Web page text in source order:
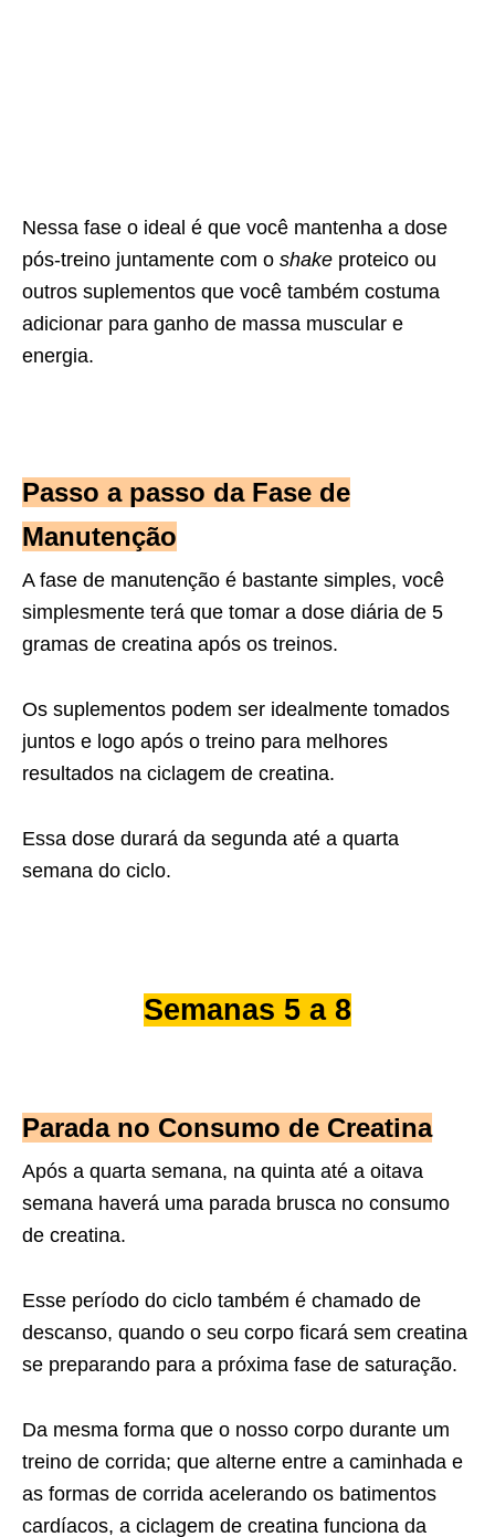
Nessa fase o ideal é que você mantenha a dose
pós-treino juntamente com o shake proteico ou
outros suplementos que você também costuma
adicionar para ganho de massa muscular e
energia.
Passo a passo da Fase de
Manutenção
A fase de manutenção é bastante simples, você
simplesmente terá que tomar a dose diária de 5
gramas de creatina após os treinos.
Os suplementos podem ser idealmente tomados
juntos e logo após o treino para melhores
resultados na ciclagem de creatina.
Essa dose durará da segunda até a quarta
semana do ciclo.
Semanas 5 a 8
Parada no Consumo de Creatina
Após a quarta semana, na quinta até a oitava
semana haverá uma parada brusca no consumo
de creatina.
Esse período do ciclo também é chamado de
descanso, quando o seu corpo ficará sem creatina
se preparando para a próxima fase de saturação.
Da mesma forma que o nosso corpo durante um
treino de corrida; que alterne entre a caminhada e
as formas de corrida acelerando os batimentos
cardíacos, a ciclagem de creatina funciona da